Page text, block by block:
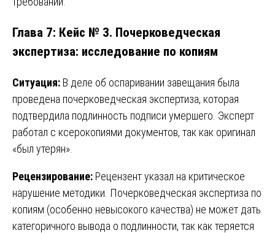
Глава 7: Кейс № 3. Почерковедческая
экспертиза: исследование по копиям
Ситуация: В деле об оспаривании завещания была
проведена почерковедческая экспертиза, которая
подтвердила подлинность подписи умершего. Эксперт
работал с ксерокопиями документов, так как оригинал
«был утерян».
Рецензирование: Рецензент указал на критическое
нарушение методики. Почерковедческая экспертиза по
копиям (особенно невысокого качества) не может дать
категоричного вывода о подлинности, так как теряется